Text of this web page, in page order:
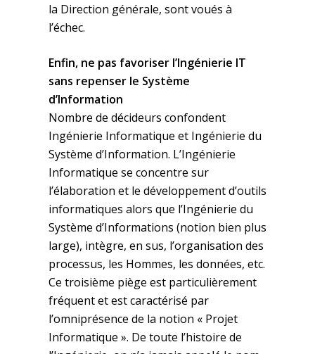
la Direction générale, sont voués à
l’échec.
Enfin, ne pas favoriser l’Ingénierie IT
sans repenser le Système
d’Information
Nombre de décideurs confondent
Ingénierie Informatique et Ingénierie du
Système d’Information. L’Ingénierie
Informatique se concentre sur
l’élaboration et le développement d’outils
informatiques alors que l’Ingénierie du
Système d’Informations (notion bien plus
large), intègre, en sus, l’organisation des
processus, les Hommes, les données, etc.
Ce troisième piège est particulièrement
fréquent et est caractérisé par
l’omniprésence de la notion « Projet
Informatique ». De toute l’histoire de